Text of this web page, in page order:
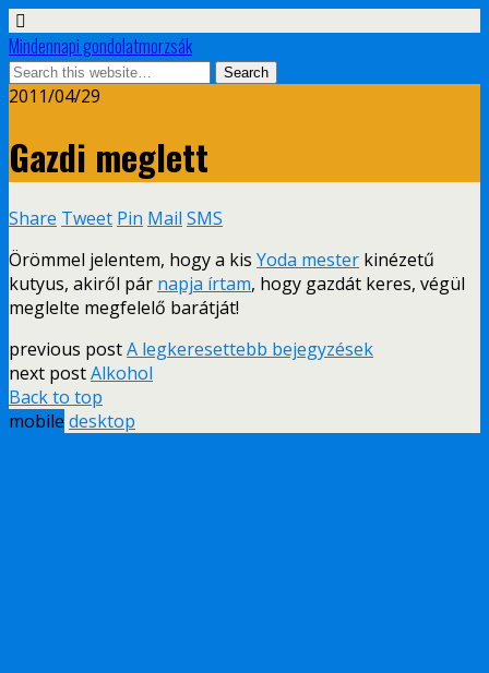
Mindennapi gondolatmorzsák
2011/04/29
Gazdi meglett
Share Tweet Pin Mail SMS
Örömmel jelentem, hogy a kis Yoda mester kinézetű
kutyus, akiről pár napja írtam, hogy gazdát keres, végül
meglelte megfelelő barátját!
previous postA legkeresettebb bejegyzések
next postAlkohol
Back to top
mobile desktop